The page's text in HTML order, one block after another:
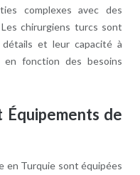
complexes avec des
chirurgiens turcs sont
et leur capacité à
en fonction des besoins
de
en Turquie sont équipées